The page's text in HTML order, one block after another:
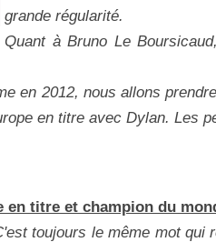
grande régularité.
Quant à Bruno Le
en 2012, nous allons
en titre avec Dylan. Les
titre et champion du
toujours le même mot